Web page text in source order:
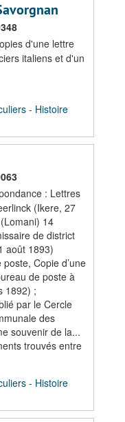
d'une lettre
italiens et d'un
- Histoire
: Lettres
(Ikere, 27
14
de district
août 1893)
Copie d’une
de poste à
1892) ;
par le Cercle
des
souvenir de la...
trouvés entre
- Histoire